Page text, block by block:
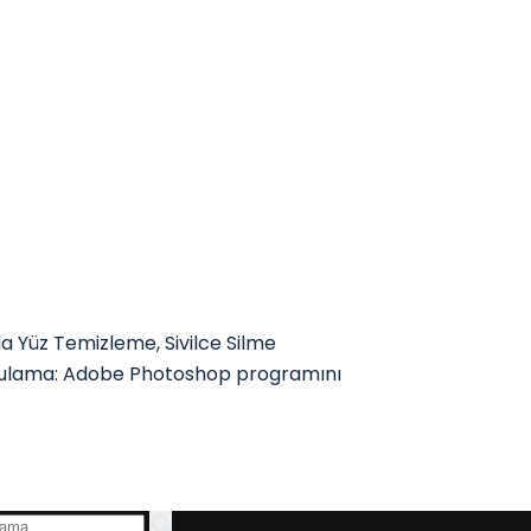
Temizleme, Sivilce Silme
Adobe Photoshop programını